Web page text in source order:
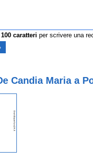
100caratteri per scrivere una
Candia Maria a